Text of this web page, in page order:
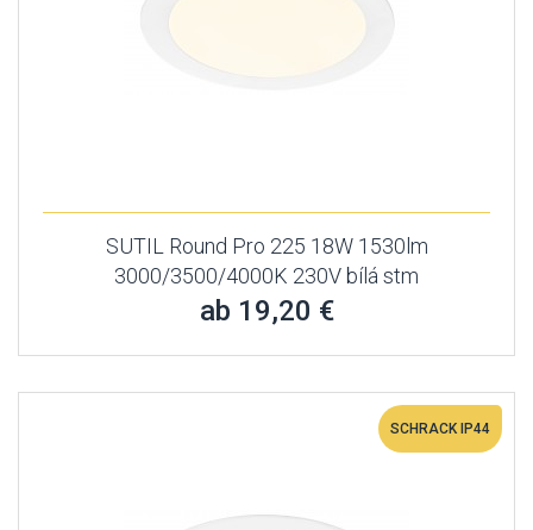
SUTIL Round Pro 225 18W 1530lm
3000/3500/4000K 230V bílá stm
ab 19,20 €
SCHRACK IP44